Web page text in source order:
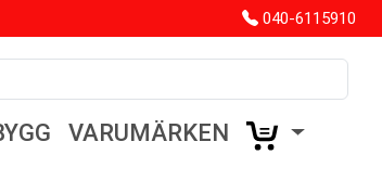
040-6115910
VARUMÄRKEN